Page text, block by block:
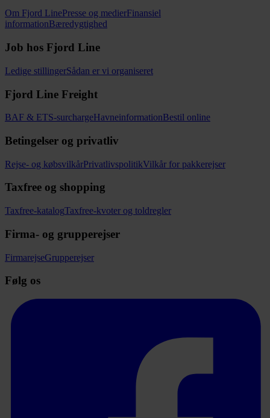
Om Fjord LinePresse og medierFinansiel
informationBæredygtighed
Job hos Fjord Line
Ledige stillingerSådan er vi organiseret
Fjord Line Freight
BAF & ETS-surchargeHavneinformationBestil online
Betingelser og privatliv
Rejse- og købsvilkårPrivatlivspolitikVilkår for pakkerejser
Taxfree og shopping
Taxfree-katalogTaxfree-kvoter og toldregler
Firma- og grupperejser
FirmarejseGrupperejser
Følg os